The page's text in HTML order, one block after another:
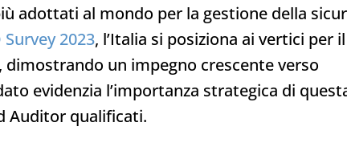
adottati al mondo per la gestione della
Survey 2023, l’Italia si posiziona ai vertici per il
dimostrando un impegno crescente verso
evidenzia l’importanza strategica di
Auditor qualificati​.